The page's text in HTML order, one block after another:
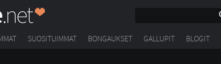
SUOSITUIMMAT BONGAUKSET GALLUPIT BLOGIT